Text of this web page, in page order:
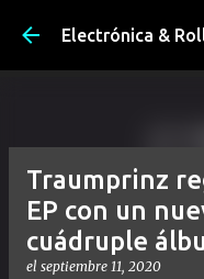
Ir al
Electrónica &
Traumprinz
EP con un
cuádruple
el septiembre 11, 2020